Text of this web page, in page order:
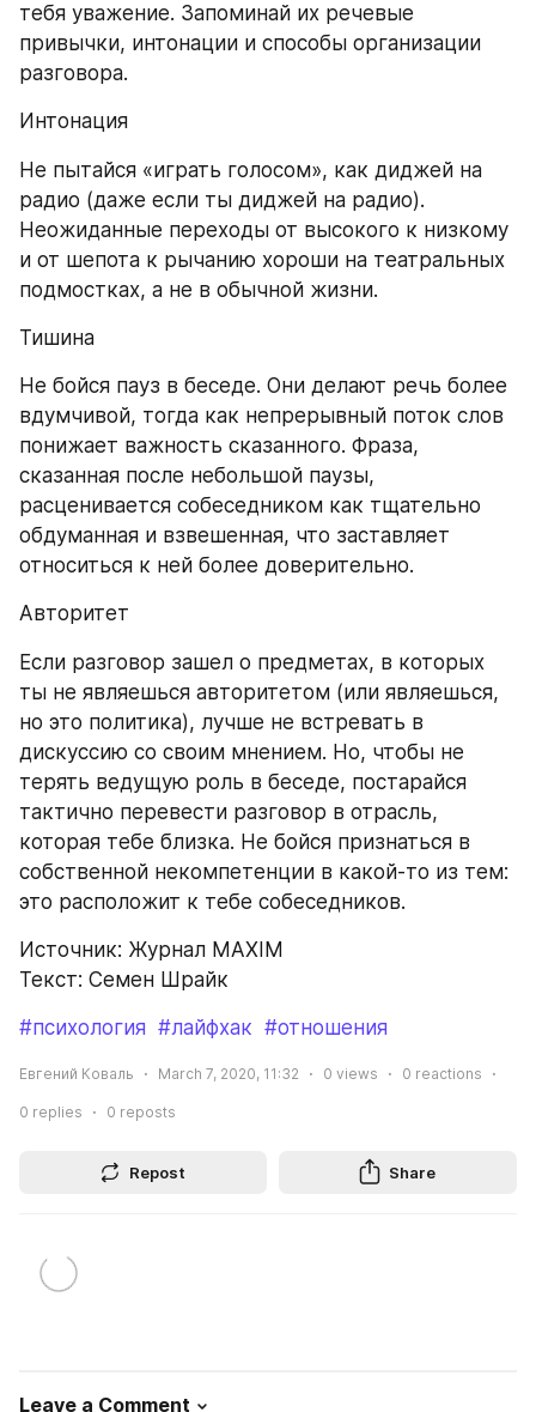
тебя уважение. Запоминай их речевые
привычки, интонации и способы организации
разговора.
Интонация
Не пытайся «играть голосом», как диджей на
радио (даже если ты диджей на радио).
Неожиданные переходы от высокого к низкому
и от шепота к рычанию хороши на театральных
подмостках, а не в обычной жизни.
Тишина
Не бойся пауз в беседе. Они делают речь более
вдумчивой, тогда как непрерывный поток слов
понижает важность сказанного. Фраза,
сказанная после небольшой паузы,
расценивается собеседником как тщательно
обдуманная и взвешенная, что заставляет
относиться к ней более доверительно.
Авторитет
Если разговор зашел о предметах, в которых
ты не являешься авторитетом (или являешься,
но это политика), лучше не встревать в
дискуссию со своим мнением. Но, чтобы не
терять ведущую роль в беседе, постарайся
тактично перевести разговор в отрасль,
которая тебе близка. Не бойся признаться в
собственной некомпетенции в какой-то из тем:
это расположит к тебе собеседников.
Источник: Журнал MAXIM
Текст: Семен Шрайк
#психология #лайфхак #отношения
Евгений Коваль March 7, 2020, 11:32 0 views 0 reactions
0 replies 0 reposts
Repost Share
Leave a Comment